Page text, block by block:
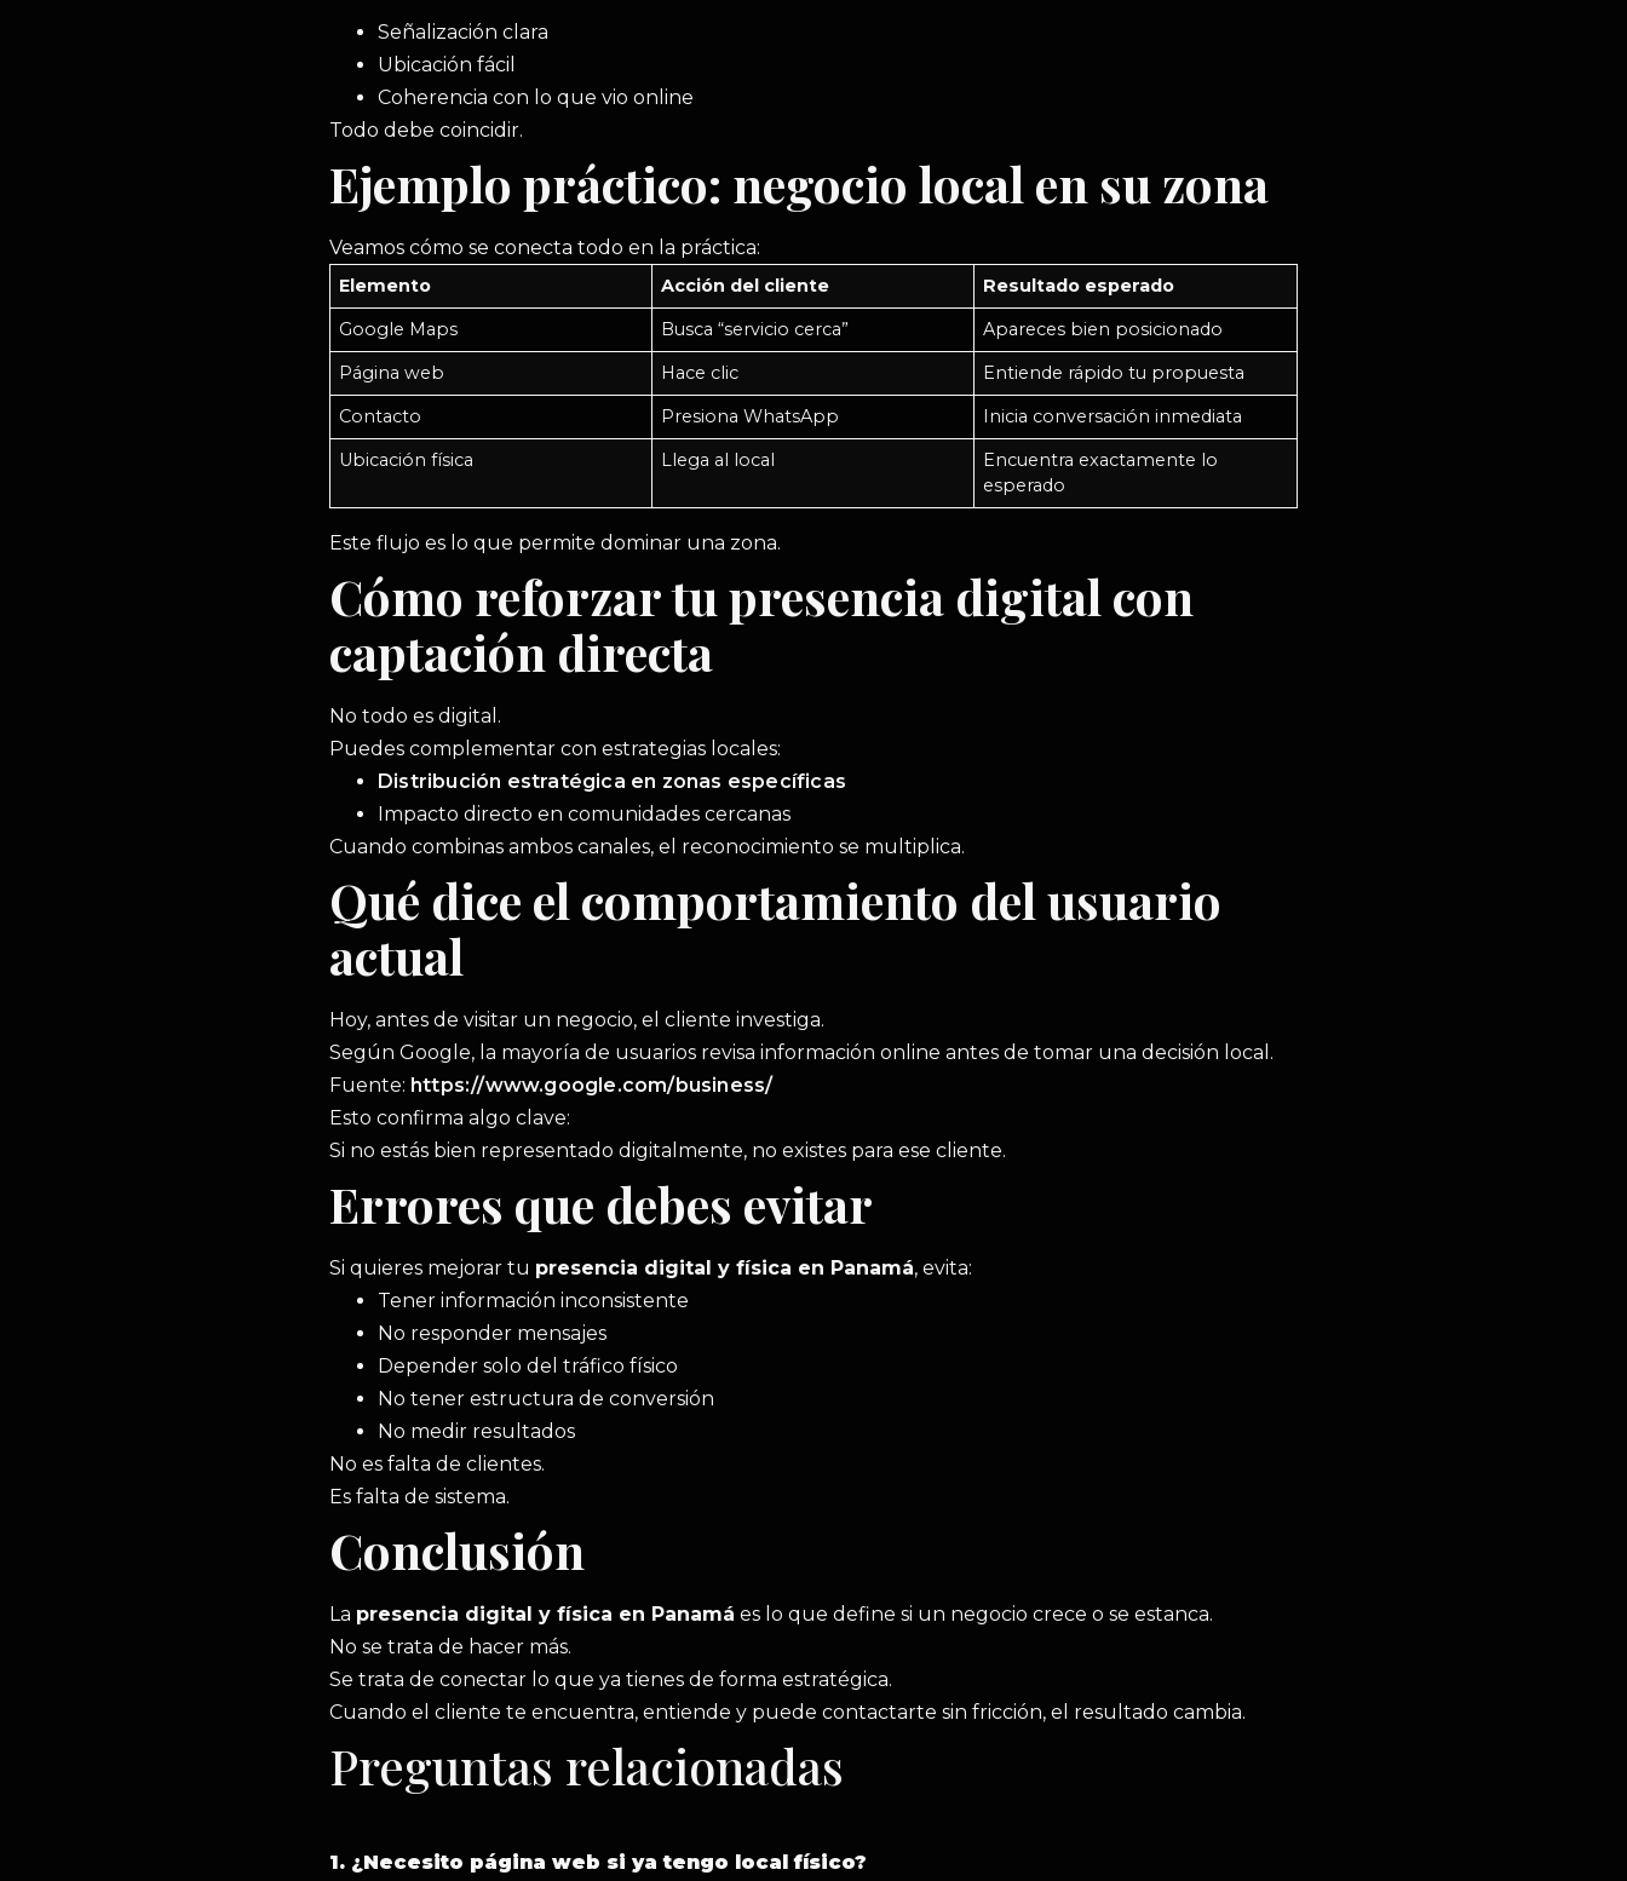
Señalización clara
Ubicación fácil
Coherencia con lo que vio online
Todo debe coincidir.
Ejemplo práctico: negocio local en su zona
Veamos cómo se conecta todo en la práctica:
Elemento Acción del cliente
Resultado esperado
Google Maps
Busca “servicio cerca”
Apareces bien posicionado
Página web
Hace clic
Entiende rápido tu propuesta
Contacto
Presiona WhatsApp
Inicia conversación inmediata
Ubicación física
Llega al local
Encuentra exactamente lo
esperado
Este flujo es lo que permite dominar una zona.
Cómo reforzar tu presencia digital con
captación directa
No todo es digital.
Puedes complementar con estrategias locales:
Distribución estratégica en zonas específicas
Impacto directo en comunidades cercanas
Cuando combinas ambos canales, el reconocimiento se multiplica.
Qué dice el comportamiento del usuario
actual
Hoy, antes de visitar un negocio, el cliente investiga.
Según Google, la mayoría de usuarios revisa información online antes de tomar una decisión local.
Fuente: https://www.google.com/business/
Esto confirma algo clave:
Si no estás bien representado digitalmente, no existes para ese cliente.
Errores que debes evitar
Si quieres mejorar tu presencia digital y física en Panamá, evita:
Tener información inconsistente
No responder mensajes
Depender solo del tráfico físico
No tener estructura de conversión
No medir resultados
No es falta de clientes.
Es falta de sistema.
Conclusión
La presencia digital y física en Panamá es lo que define si un negocio crece o se estanca.
No se trata de hacer más.
Se trata de conectar lo que ya tienes de forma estratégica.
Cuando el cliente te encuentra, entiende y puede contactarte sin fricción, el resultado cambia.
Preguntas relacionadas
1. ¿Necesito página web si ya tengo local físico?